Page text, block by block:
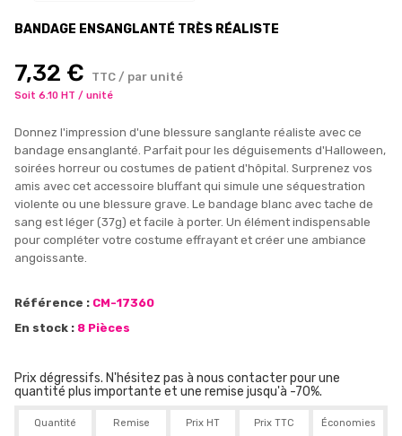
BANDAGE ENSANGLANTÉ TRÈS RÉALISTE
7,32 € TTC / par unité
Soit 6.10 HT / unité
Donnez l'impression d'une blessure sanglante réaliste avec ce
bandage ensanglanté. Parfait pour les déguisements d'Halloween,
soirées horreur ou costumes de patient d'hôpital. Surprenez vos
amis avec cet accessoire bluffant qui simule une séquestration
violente ou une blessure grave. Le bandage blanc avec tache de
sang est léger (37g) et facile à porter. Un élément indispensable
pour compléter votre costume effrayant et créer une ambiance
angoissante.
Référence : CM-17360
En stock : 8 Pièces
Prix dégressifs. N'hésitez pas à nous contacter pour une
quantité plus importante et une remise jusqu'à -70%.
Quantité Remise Prix HT Prix TTC Économies